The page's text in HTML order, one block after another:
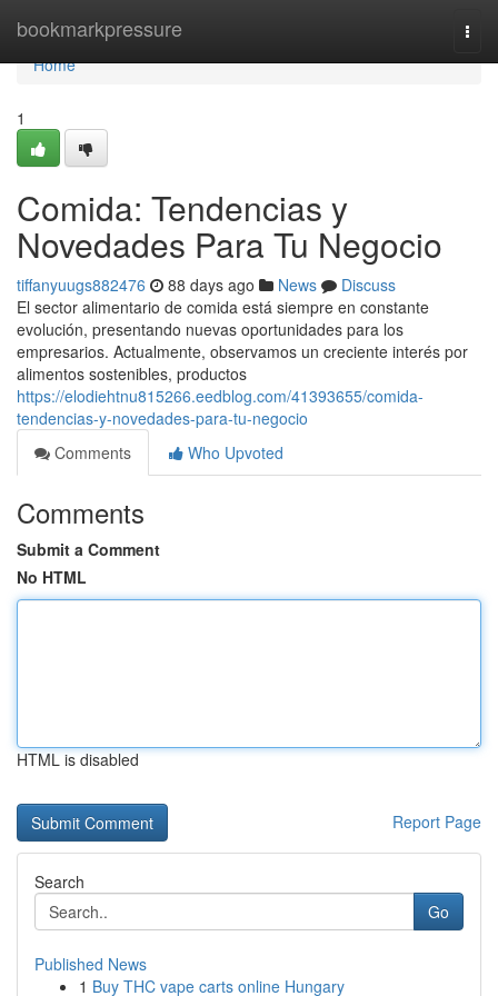
bookmarkpressure
Home
Home
1
Comida: Tendencias y
Novedades Para Tu Negocio
tiffanyuugs882476 88 days ago News
Discuss
El sector alimentario de comida está siempre en constante
evolución, presentando nuevas oportunidades para los
empresarios. Actualmente, observamos un creciente interés por
alimentos sostenibles, productos
https://elodiehtnu815266.eedblog.com/41393655/comida-
tendencias-y-novedades-para-tu-negocio
Comments
Who Upvoted
Comments
Submit a Comment
No HTML
HTML is disabled
Report Page
Search
Go
Published News
1 Buy THC vape carts online Hungary